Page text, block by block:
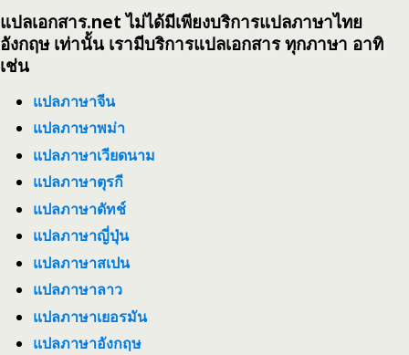
แปลเอกสาร.net ไม่ได้มีเพียงบริการแปลภาษาไทย
อังกฤษ เท่านั้น เรามีบริการแปลเอกสาร ทุกภาษา อาทิ
เช่น
แปลภาษาจีน
แปลภาษาพม่า
แปลภาษาเวียดนาม
แปลภาษาตุรกี
แปลภาษาดัทช์
แปลภาษาญี่ปุ่น
แปลภาษาสเปน
แปลภาษาลาว
แปลภาษาเยอรมัน
แปลภาษาอังกฤษ